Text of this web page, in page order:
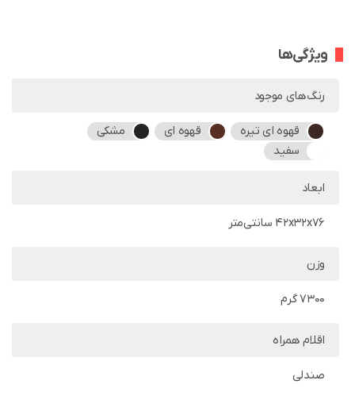
ویژگی‌ها
رنگ‌های موجود
قهوه ای تیره قهوه ای
مشکی
سفید
ابعاد
42x32x76 سانتی‌متر
وزن
7300 گرم
اقلام همراه
صندلی